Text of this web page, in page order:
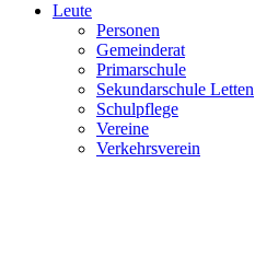
Leute
Personen
Gemeinderat
Primarschule
Sekundarschule Letten
Schulpflege
Vereine
Verkehrsverein